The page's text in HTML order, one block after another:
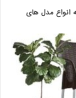
انواع مدل های